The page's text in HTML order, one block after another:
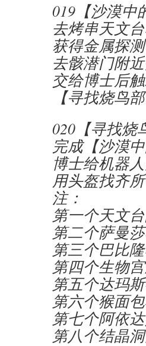
019【沙漠中
去烤串天文
获得金属探
去骸潜门附
交给博士后
【寻找烧鸟
020【寻找烧
完成【沙漠
博士给机器
用头盔找齐
注：
第一个天文
第二个萨曼
第三个巴比
第四个生物
第五个达玛
第六个猴面
第七个阿依
第八个结晶